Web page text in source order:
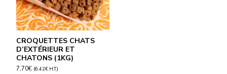
CROQUETTES CHATS
D’EXTÉRIEUR ET
CHATONS (1KG)
7,70€ (6,42€ H.T.)